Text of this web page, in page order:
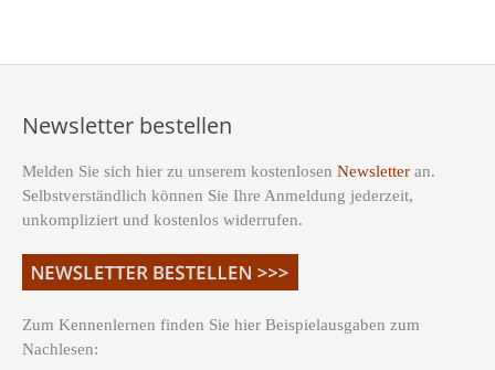
Newsletter bestellen
Melden Sie sich hier zu unserem kostenlosen Newsletter an.
Selbstverständlich können Sie Ihre Anmeldung jederzeit,
unkompliziert und kostenlos widerrufen.
Zum Kennenlernen finden Sie hier Beispielausgaben zum
Nachlesen: